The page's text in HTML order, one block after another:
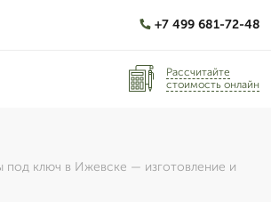
+7 499 681-72-48
Рассчитайте
стоимость онлайн
под ключ в Ижевске — изготовление и